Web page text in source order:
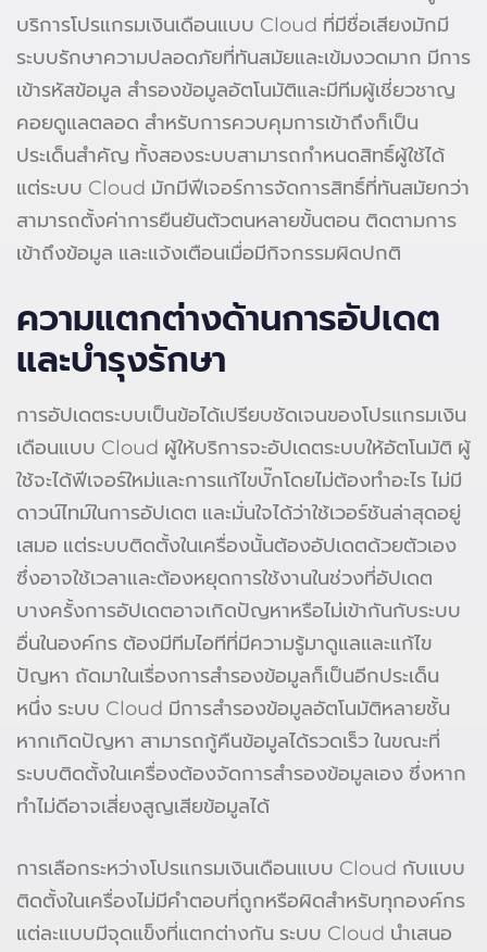
บริการโปรแกรมเงินเดือนแบบ Cloud ที่มีชื่อเสียงมักมี
ระบบรักษาความปลอดภัยที่ทันสมัยและเข้มงวดมาก มีการ
เข้ารหัสข้อมูล สำรองข้อมูลอัตโนมัติและมีทีมผู้เชี่ยวชาญ
คอยดูแลตลอด สำหรับการควบคุมการเข้าถึงก็เป็น
ประเด็นสำคัญ ทั้งสองระบบสามารถกำหนดสิทธิ์ผู้ใช้ได้
แต่ระบบ Cloud มักมีฟีเจอร์การจัดการสิทธิ์ที่ทันสมัยกว่า
สามารถตั้งค่าการยืนยันตัวตนหลายขั้นตอน ติดตามการ
เข้าถึงข้อมูล และแจ้งเตือนเมื่อมีกิจกรรมผิดปกติ
ความแตกต่างด้านการอัปเดต
และบำรุงรักษา
การอัปเดตระบบเป็นข้อได้เปรียบชัดเจนของโปรแกรมเงิน
เดือนแบบ Cloud ผู้ให้บริการจะอัปเดตระบบให้อัตโนมัติ ผู้
ใช้จะได้ฟีเจอร์ใหม่และการแก้ไขบั๊กโดยไม่ต้องทำอะไร ไม่มี
ดาวน์ไทม์ในการอัปเดต และมั่นใจได้ว่าใช้เวอร์ชันล่าสุดอยู่
เสมอ แต่ระบบติดตั้งในเครื่องนั้นต้องอัปเดตด้วยตัวเอง
ซึ่งอาจใช้เวลาและต้องหยุดการใช้งานในช่วงที่อัปเดต
บางครั้งการอัปเดตอาจเกิดปัญหาหรือไม่เข้ากันกับระบบ
อื่นในองค์กร ต้องมีทีมไอทีที่มีความรู้มาดูแลและแก้ไข
ปัญหา ถัดมาในเรื่องการสำรองข้อมูลก็เป็นอีกประเด็น
หนึ่ง ระบบ Cloud มีการสำรองข้อมูลอัตโนมัติหลายชั้น
หากเกิดปัญหา สามารถกู้คืนข้อมูลได้รวดเร็ว ในขณะที่
ระบบติดตั้งในเครื่องต้องจัดการสำรองข้อมูลเอง ซึ่งหาก
ทำไม่ดีอาจเสี่ยงสูญเสียข้อมูลได้
การเลือกระหว่างโปรแกรมเงินเดือนแบบ Cloud กับแบบ
ติดตั้งในเครื่องไม่มีคำตอบที่ถูกหรือผิดสำหรับทุกองค์กร
แต่ละแบบมีจุดแข็งที่แตกต่างกัน ระบบ Cloud นำเสนอ